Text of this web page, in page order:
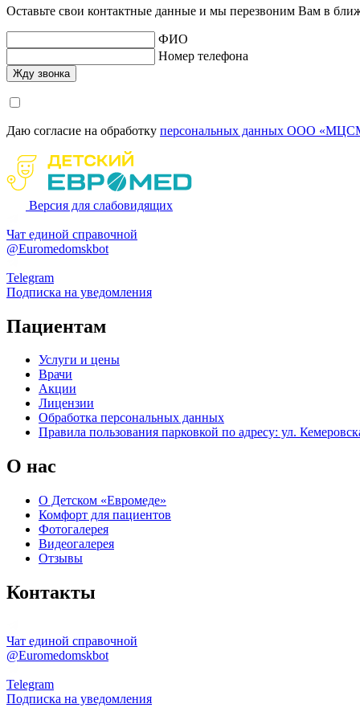
Оставьте свои контактные данные и мы перезвоним Вам в
ФИО
Номер телефона
Даю согласие на обработку персональных данных ООО
Версия для слабовидящих
Чат единой справочной
@Euromedomskbot
Telegram
Подписка на уведомления
Пациентам
Услуги и цены
Врачи
Акции
Лицензии
Обработка персональных данных
Правила пользования парковкой по адресу: ул.
О нас
О Детском «Евромеде»
Комфорт для пациентов
Фотогалерея
Видеогалерея
Отзывы
Контакты
Чат единой справочной
@Euromedomskbot
Telegram
Подписка на уведомления